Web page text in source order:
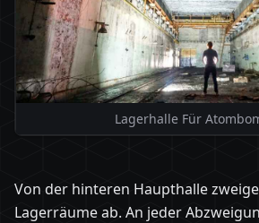
Lagerhalle Für
Von der hinteren Haupthalle
Lagerräume ab. An jeder